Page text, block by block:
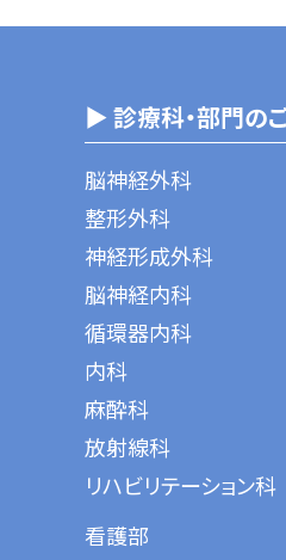
▶ 診療科・部門の
脳神経外科
整形外科
神経形成外科
脳神経内科
循環器内科
内科
麻酔科
放射線科
リハビリテーション科
看護部